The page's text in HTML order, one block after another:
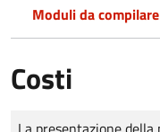
Moduli da
Costi
Tipo di pagamento
Importo